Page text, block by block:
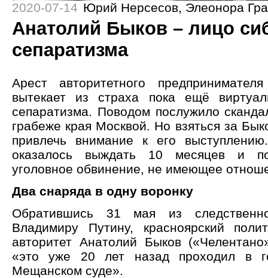
2020-07-14 Юрий Нерсесов, Элеонора
Анатолий Быков – лицо
сепаратизма
Арест авторитетного
вытекает из страха пока ещё
сепаратизма. Поводом послужило
грабеже края Москвой. Но взяться за
привлечь внимание к его
оказалось выждать 10 месяцев и
уголовное обвинение, не имеющее
Два снаряда в одну воронку
Обратившись 31 мая из
Владимиру Путину, красноярский
авторитет Анатолий Быков
«это уже 20 лет назад проходил в
Мещанском суде».